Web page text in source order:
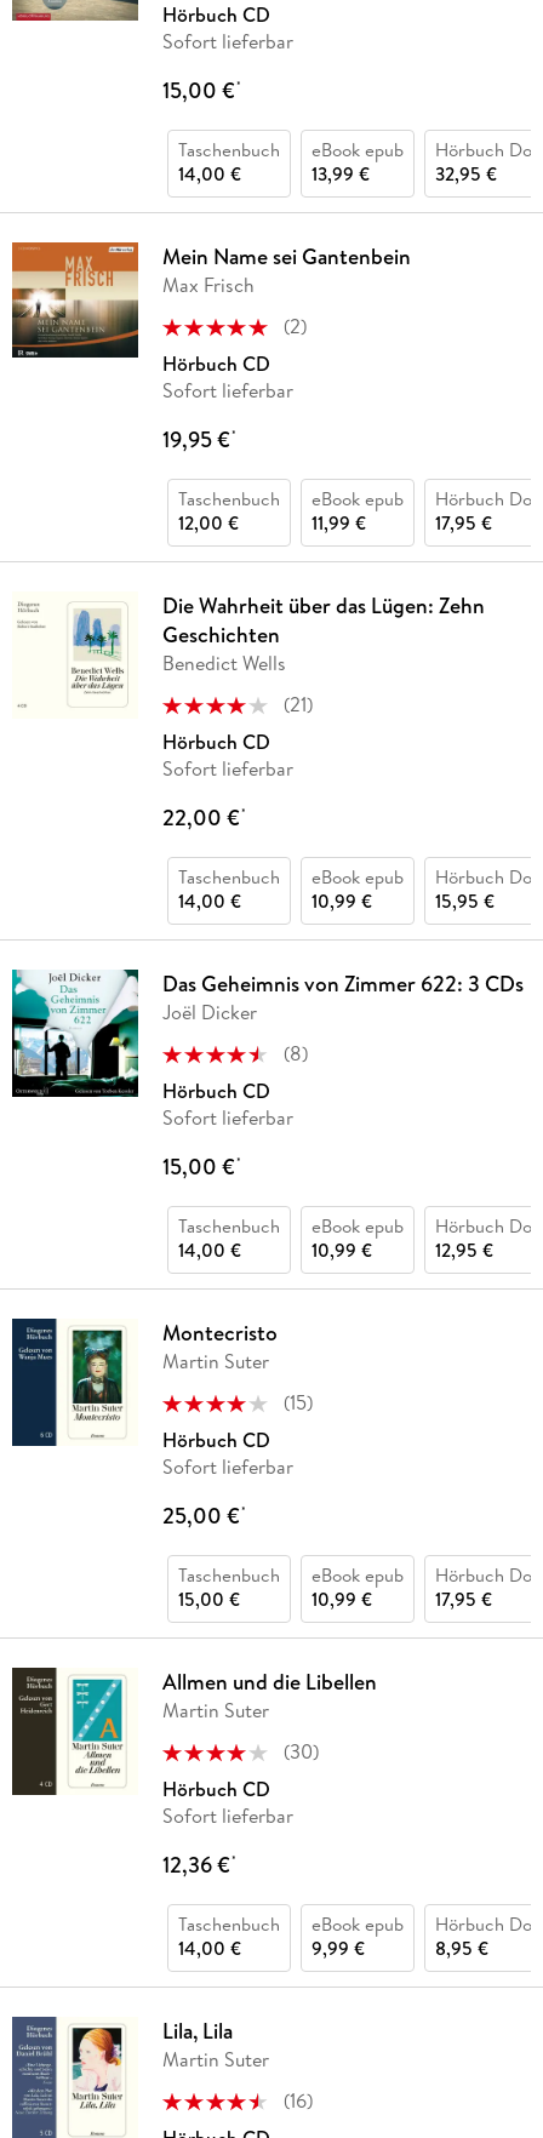
Hörbuch CD
Sofort lieferbar
15,00 €*
Taschenbuch
14,00 €
eBook epub
13,99 €
Hörbuch
32,95 €
Mein Name sei Gantenbein
Max Frisch
(2)
Hörbuch CD
Sofort lieferbar
19,95 €*
Taschenbuch
12,00 €
eBook epub
11,99 €
Hörbuch
17,95 €
Die Wahrheit über das Lügen: Zehn
Geschichten
Benedict Wells
(21)
Hörbuch CD
Sofort lieferbar
22,00 €*
Taschenbuch
14,00 €
eBook epub
10,99 €
Hörbuch
15,95 €
Das Geheimnis von Zimmer 622: 3 CDs
Joël Dicker
(8)
Hörbuch CD
Sofort lieferbar
15,00 €*
Taschenbuch
14,00 €
eBook epub
10,99 €
Hörbuch
12,95 €
Montecristo
Martin Suter
(15)
Hörbuch CD
Sofort lieferbar
25,00 €*
Taschenbuch
15,00 €
eBook epub
10,99 €
Hörbuch
17,95 €
Allmen und die Libellen
Martin Suter
(30)
Hörbuch CD
Sofort lieferbar
12,36 €*
Taschenbuch
14,00 €
eBook epub
9,99 €
Hörbuch
8,95 €
Lila, Lila
Martin Suter
(16)